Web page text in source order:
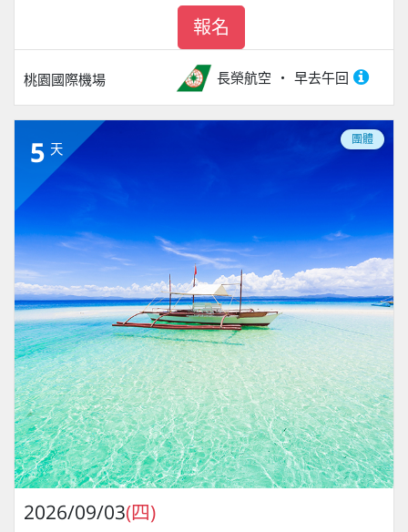
桃園國際機場 長榮航空 早去午回
報名
5 天
團體
2026/09/03(四)